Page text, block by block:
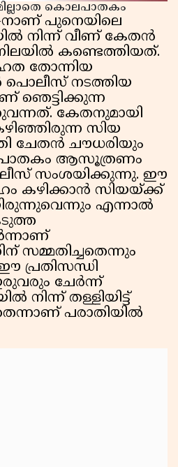
കൊലപാതകം
പുനെയിലെ
നിന്ന് വീണ് കേതൻ
കണ്ടെത്തിയത്.
തോന്നിയ
നടത്തിയ
ഞെട്ടിക്കുന്ന
കേതനുമായി
സിയ
ചേതൻ ചൗധരിയും
ആസൂത്രണം
സംശയിക്കുന്നു. ഈ
കഴിക്കാൻ സിയയ്ക്ക്
എന്നാൽ
സമ്മതിച്ചതെന്നും
ചേർന്ന്
നിന്ന് തള്ളിയിട്ട്
പരാതിയിൽ